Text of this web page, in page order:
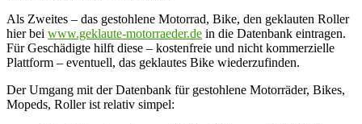
Als Zweites – das gestohlene Motorrad, Bike, den geklauten Roller
hier bei www.geklaute-motorraeder.de in die Datenbank eintragen.
Für Geschädigte hilft diese – kostenfreie und nicht kommerzielle
Plattform – eventuell, das geklautes Bike wiederzufinden.
Der Umgang mit der Datenbank für gestohlene Motorräder, Bikes,
Mopeds, Roller ist relativ simpel: